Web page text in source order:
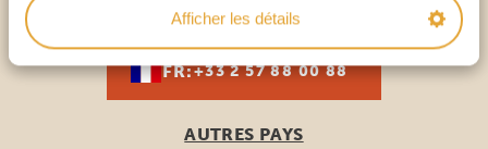
Afficher les détails
FR:+33 2 57 88 00 88
AUTRES PAYS